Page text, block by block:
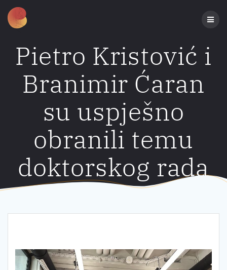
Pietro Kristović i
Branimir Ćaran
su uspješno
obranili temu
doktorskog rada